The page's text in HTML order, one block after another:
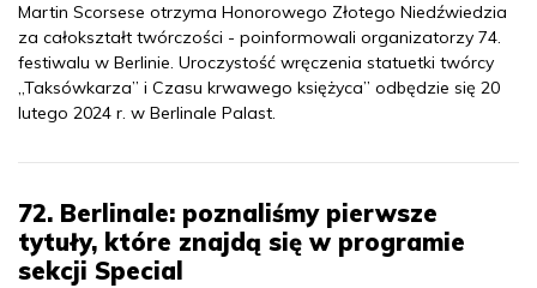
Martin Scorsese otrzyma Honorowego Złotego Niedźwiedzia
za całokształt twórczości - poinformowali organizatorzy 74.
festiwalu w Berlinie. Uroczystość wręczenia statuetki twórcy
„Taksówkarza” i Czasu krwawego księżyca” odbędzie się 20
lutego 2024 r. w Berlinale Palast.
72. Berlinale: poznaliśmy pierwsze
tytuły, które znajdą się w programie
sekcji Special